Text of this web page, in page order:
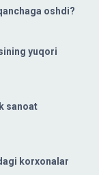
oshdi?
yuqori
sanoat
korxonalar